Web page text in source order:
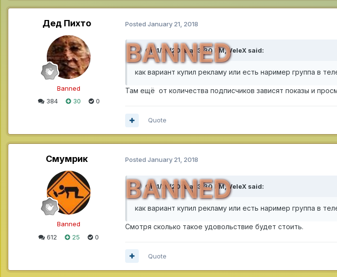
Дед Пихто
Banned
384
30 0
Posted January 21, 2018
BANNED
On 1/21/2018 at 3:30 PM, VeleX said:
как вариант купил рекламу или есть наример группа в
Там ещё от количества подписчиков зависят показы и
Quote
Смумрик
Banned
612
25 0
Posted January 21, 2018
BANNED
On 1/21/2018 at 3:30 PM, VeleX said:
как вариант купил рекламу или есть наример группа в
Смотря сколько такое удовольствие будет стоить.
Quote